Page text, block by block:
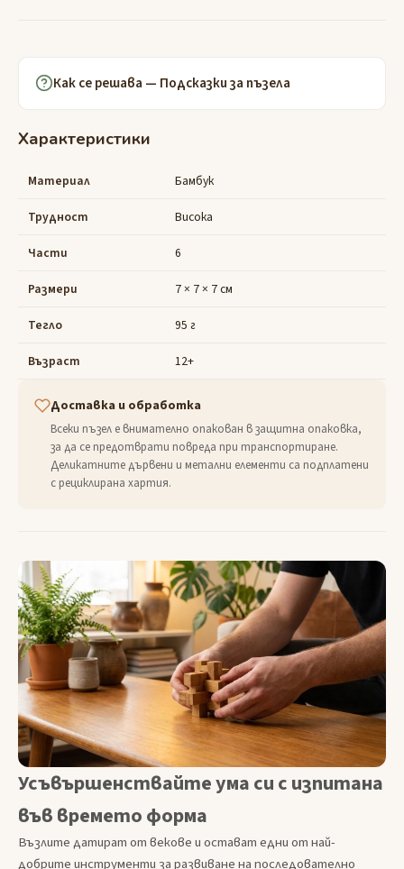
Как се решава — Подсказки за пъзела
Характеристики
Материал Бамбук
Трудност Висока
Части 6
Размери 7 × 7 × 7 см
Тегло 95 г
Възраст 12+
Доставка и обработка
Всеки пъзел е внимателно опакован в защитна опаковка,
за да се предотврати повреда при транспортиране.
Деликатните дървени и метални елементи са подплатени
с рециклирана хартия.
Усъвършенствайте ума си с изпитана
във времето форма
Възлите датират от векове и остават едни от най-
добрите инструменти за развиване на последователно